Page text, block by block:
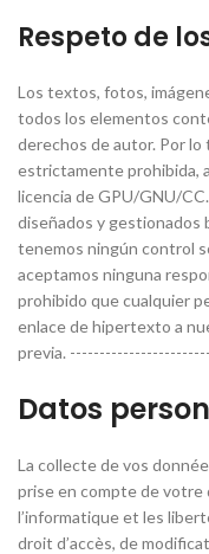
Respeto de
Los textos, fotos,
todos los elementos
derechos de autor. Por
estrictamente prohibida,
licencia de GPU/GNU/
diseñados y gestionados
tenemos ningún control
aceptamos ninguna
prohibido que cualquier
enlace de hipertexto a
previa.
Datos
La collecte de vos
prise en compte de votre
l’informatique et les
droit d’accès, de